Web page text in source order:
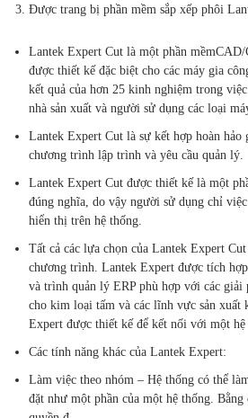
Được trang bị phần mềm sắp xếp phôi
Lantek Expert Cut là một phần
được thiết kế đặc biệt cho các máy gia
kết quả của hơn 25 kinh nghiệm trong
nhà sản xuất và người sử dụng các loại
Lantek Expert Cut là sự kết hợp hoàn hảo
chương trình lập trình và yêu cầu quản lý.
Lantek Expert Cut được thiết kế là một
đúng nghĩa, do vậy người sử dụng chỉ
hiển thị trên hệ thống.
Tất cả các lựa chọn của Lantek Expert
chương trình. Lantek Expert được tích
và trình quản lý ERP phù hợp với các
cho kim loại tấm và các lĩnh vực sản xuất
Expert được thiết kế để kết nối với một
Các tính năng khác của Lantek Expert:
Làm việc theo nhóm – Hệ thống có thể
đặt như một phần của một hệ thống.